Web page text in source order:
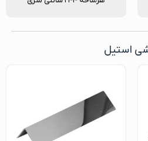
استیل